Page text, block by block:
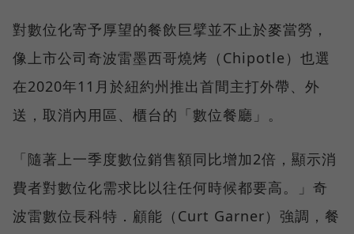
對數位化寄予厚望的餐飲巨擘並不止於麥當勞，
像上市公司奇波雷墨西哥燒烤（Chipotle）也選
在2020年11月於紐約州推出首間主打外帶、外
送，取消內用區、櫃台的「數位餐廳」。
「隨著上一季度數位銷售額同比增加2倍，顯示消
費者對數位化需求比以往任何時候都要高。」奇
波雷數位長科特．顧能（Curt Garner）強調，餐